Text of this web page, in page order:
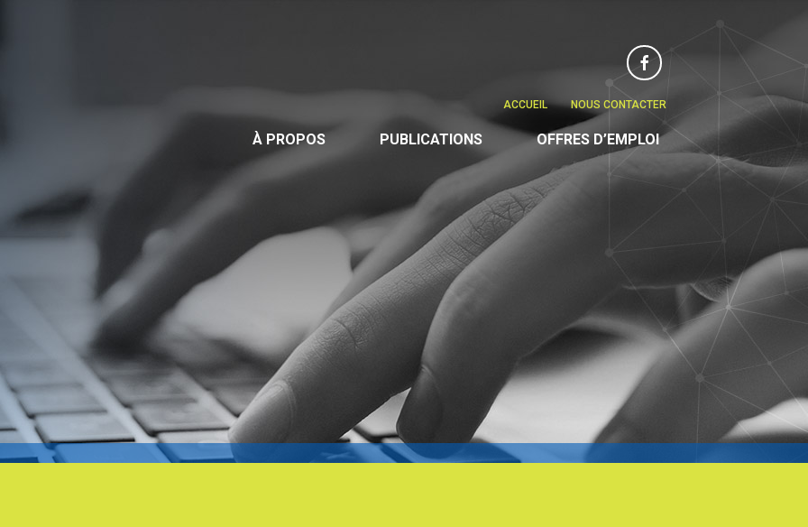
Facebook
ACCUEIL NOUS CONTACTER
À PROPOS PUBLICATIONS OFFRES D’EMPLOI
Facebook